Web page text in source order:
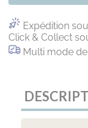
Expédition
Click & Collect
Multi mode